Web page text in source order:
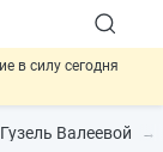
в силу сегодня
товаров через
Валеевой